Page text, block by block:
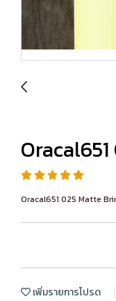
Oracal651 025 Matte
เพิ่มรายการโปรด